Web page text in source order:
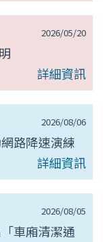
2026/05/20
詳細資訊
2026/08/06
路降速演練
詳細資訊
2026/08/05
車廂清潔通